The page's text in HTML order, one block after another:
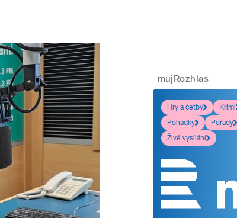
mujRozhlas
Hry a četby
Krimi
Pohádky
Pořady
Živé vysílání